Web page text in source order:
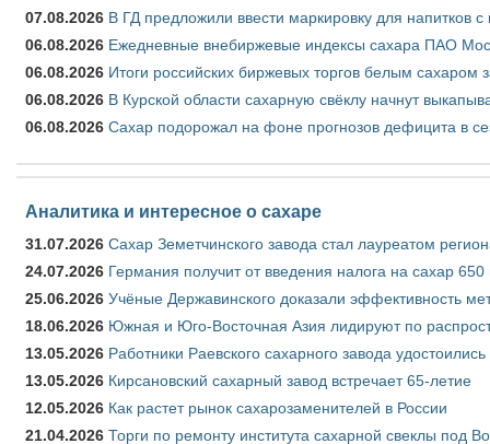
07.08.2026 В ГД предложили ввести маркировку для напитков
06.08.2026 Ежедневные внебиржевые индексы сахара ПАО
06.08.2026 Итоги российских биржевых торгов белым сахаром
06.08.2026 В Курской области сахарную свёклу начнут
06.08.2026 Сахар подорожал на фоне прогнозов дефицита в
Аналитика и интересное о сахаре
31.07.2026 Сахар Земетчинского завода стал лауреатом
24.07.2026 Германия получит от введения налога на сахар
25.06.2026 Учёные Державинского доказали эффективность
18.06.2026 Южная и Юго-Восточная Азия лидируют по
13.05.2026 Работники Раевского сахарного завода удостоились
13.05.2026 Кирсановский сахарный завод встречает 65-летие
12.05.2026 Как растет рынок сахарозаменителей в России
21.04.2026 Торги по ремонту института сахарной свеклы под